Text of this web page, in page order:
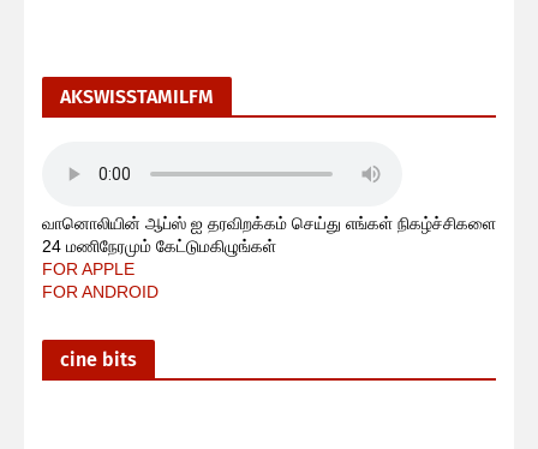
AKSWISSTAMILFM
வானொலியின் ஆப்ஸ் ஐ தரவிறக்கம் செய்து எங்கள் நிகழ்ச்சிகளை
24 மணிநேரமும் கேட்டுமகிழுங்கள்
FOR APPLE
FOR ANDROID
cine bits